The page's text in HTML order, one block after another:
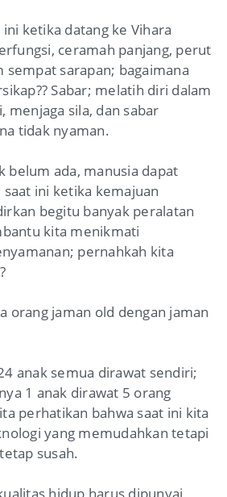
ketika datang ke Vihara
ceramah panjang, perut
sempat sarapan; bagaimana
Sabar; melatih diri dalam
menjaga sila, dan sabar
tidak nyaman.
belum ada, manusia dapat
ini ketika kemajuan
begitu banyak peralatan
kita menikmati
pernahkah kita
orang jaman old dengan jaman
anak semua dirawat sendiri;
1 anak dirawat 5 orang
perhatikan bahwa saat ini kita
yang memudahkan tetapi
susah.